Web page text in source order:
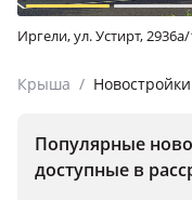
Иргели, ул. Устирт, 2936а/
Крыша / Новостройки
Популярные
доступные в